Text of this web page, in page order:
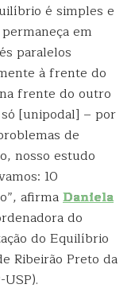
é simples e
em
paralelos
à frente do
frente do outro
[unipodal] – por
de
nosso estudo
10
afirmaDaniela
do
do Equilíbrio
Ribeirão Preto da